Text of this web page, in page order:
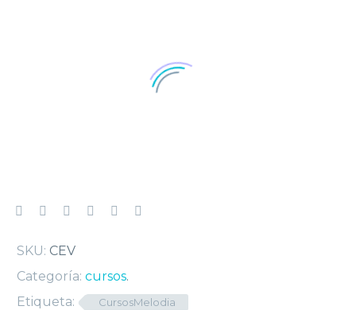
SKU: CEV
Categoría: cursos.
Etiqueta:
CursosMelodia